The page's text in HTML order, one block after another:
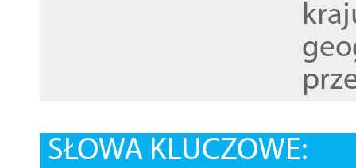
SŁOWA KLUCZOWE: